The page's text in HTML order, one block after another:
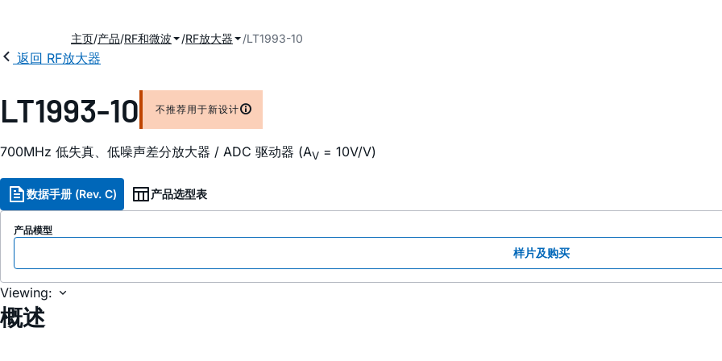
主页 产品 RF和微波 RF放大器 LT1993-10
返回 RF放大器
LT1993-10 不推荐用于新设计
700MHz 低失真、低噪声差分放大器 / ADC 驱动器 (AV = 10V/V)
数据手册 (Rev. C) 产品选型表
产品模型
样片及购买
Viewing:
概述